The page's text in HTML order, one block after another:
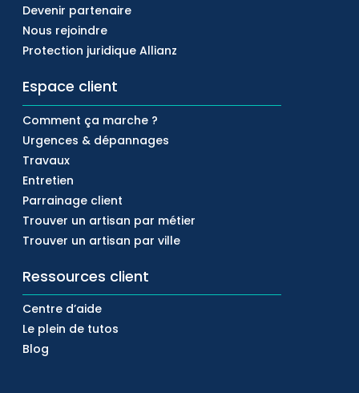
Devenir partenaire
Nous rejoindre
Protection juridique Allianz
Espace client
Comment ça marche ?
Urgences & dépannages
Travaux
Entretien
Parrainage client
Trouver un artisan par métier
Trouver un artisan par ville
Ressources client
Centre d’aide
Le plein de tutos
Blog